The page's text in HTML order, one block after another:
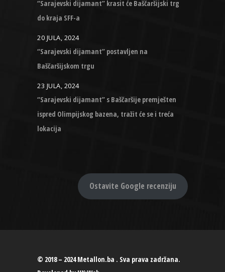
“Sarajevski dijamant” krasit će Baščaršijski trg
do kraja SFF-a
20 JULA, 2024
“Sarajevski dijamant” postavljen na
Baščaršijskom trgu
23 JULA, 2024
“Sarajevski dijamant” s Baščaršije premješten
ispred Olimpijskog bazena, tražit će se i treća
lokacija
Ostavite Google recenziju
© 2018 – 2024 Metallon.ba . Sva prava zadržana.